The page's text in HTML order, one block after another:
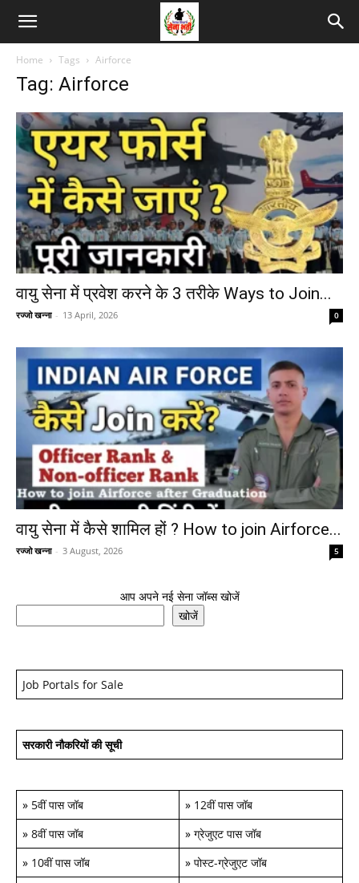
Home Tags Airforce
Tag: Airforce
वायु सेना में प्रवेश करने के 3 तरीके Ways to Join...
रज्जो खन्ना - 13 April, 2026 0
वायु सेना में कैसे शामिल हों ? How to join Airforce...
रज्जो खन्ना - 3 August, 2026 5
आप अपने नई सेना जॉब्स खोजें
खोजें
Job Portals for Sale
सरकारी नौकरियों की सूची
» 5वीं पास जॉब » 12वीं पास जॉब
» 8वीं पास जॉब » ग्रेजुएट पास जॉब
» 10वीं पास जॉब » पोस्ट-ग्रेजुएट जॉब